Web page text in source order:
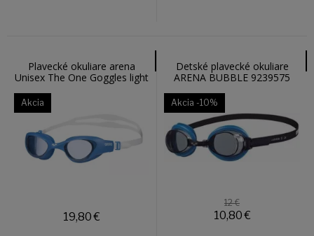
Plavecké okuliare arena
Unisex The One Goggles light
smoke-blue 001430571
Akcia
19,80 €
Detské plavecké okuliare
ARENA BUBBLE 9239575
Akcia -10%
12 €
10,80€